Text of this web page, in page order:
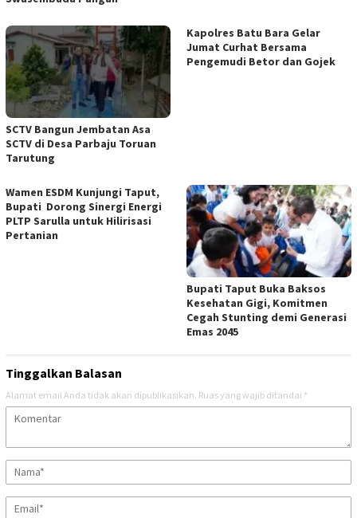
SCTV Bangun Jembatan Asa
SCTV di Desa Parbaju Toruan
Tarutung
Kapolres Batu Bara Gelar
Jumat Curhat Bersama
Pengemudi Betor dan Gojek
Wamen ESDM Kunjungi Taput,
Bupati Dorong Sinergi Energi
PLTP Sarulla untuk Hilirisasi
Pertanian
Bupati Taput Buka Baksos
Kesehatan Gigi, Komitmen
Cegah Stunting demi Generasi
Emas 2045
Tinggalkan Balasan
Alamat email Anda tidak akan dipublikasikan. Ruas yang wajib ditandai *